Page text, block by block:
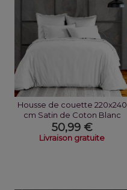
Housse de couette 220x240
cm Satin de Coton Blanc
50,99 €
Livraison gratuite